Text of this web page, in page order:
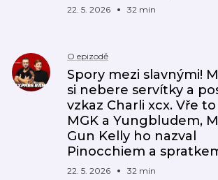
22. 5. 2026 32 min
O epizodě
Spory mezi slavnými!
si nebere servítky a
vzkaz Charli xcx. Vře
MGK a Yungbludem,
Gun Kelly ho nazval
Pinocchiem a
22. 5. 2026 32 min